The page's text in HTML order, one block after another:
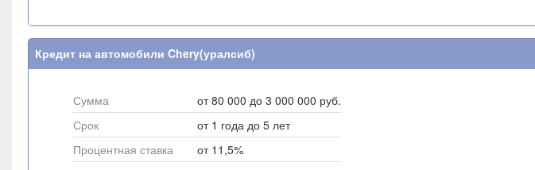
Кредит на автомобили Chery(уралсиб)
Сумма
от 80 000 до 3 000 000 руб.
Срок
от 1 года до 5 лет
Процентная ставка
от 11,5%